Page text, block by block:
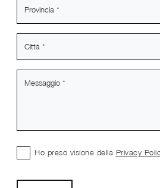
Ho preso visione della Privacy